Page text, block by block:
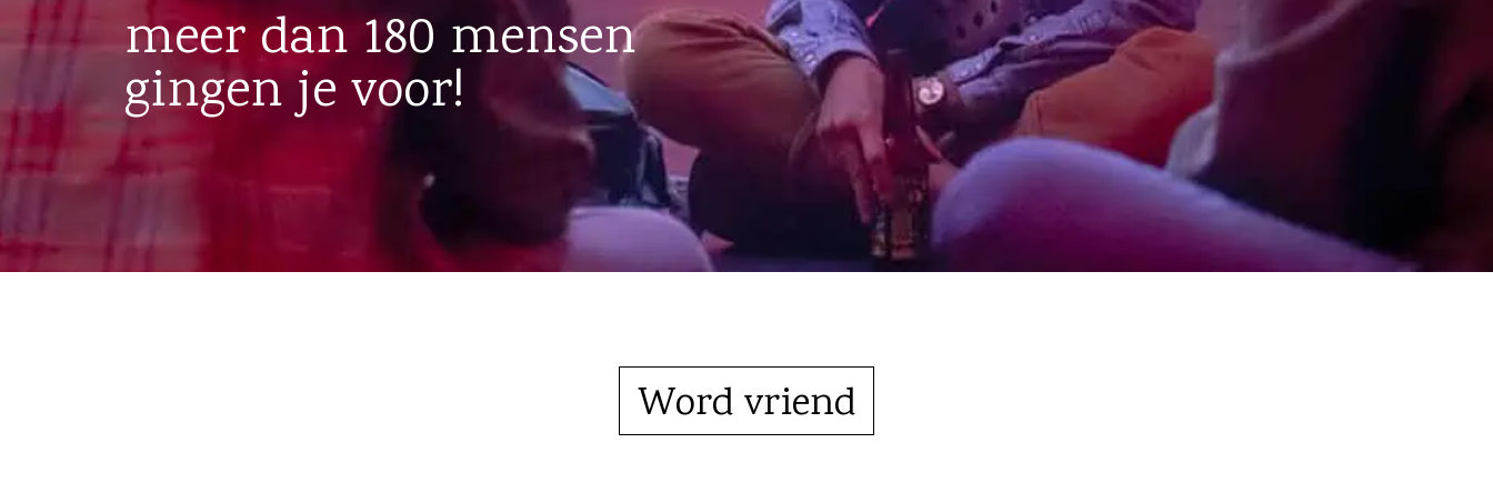
meer dan 180 mensen
gingen je voor!
Word vriend